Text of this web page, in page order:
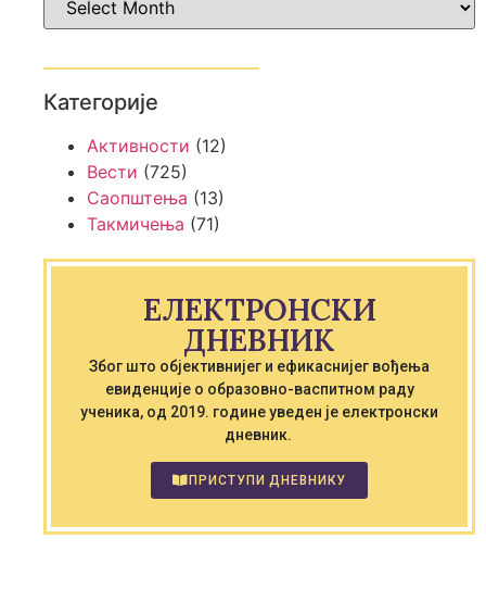
Категорије
Активности (12)
Вести (725)
Саопштења (13)
Такмичења (71)
ЕЛЕКТРОНСКИ
ДНЕВНИК
Због што објективнијег и ефикаснијег вођења
евиденције о образовно-васпитном раду
ученика, од 2019. године уведен је електронски
дневник.
ПРИСТУПИ ДНЕВНИКУ